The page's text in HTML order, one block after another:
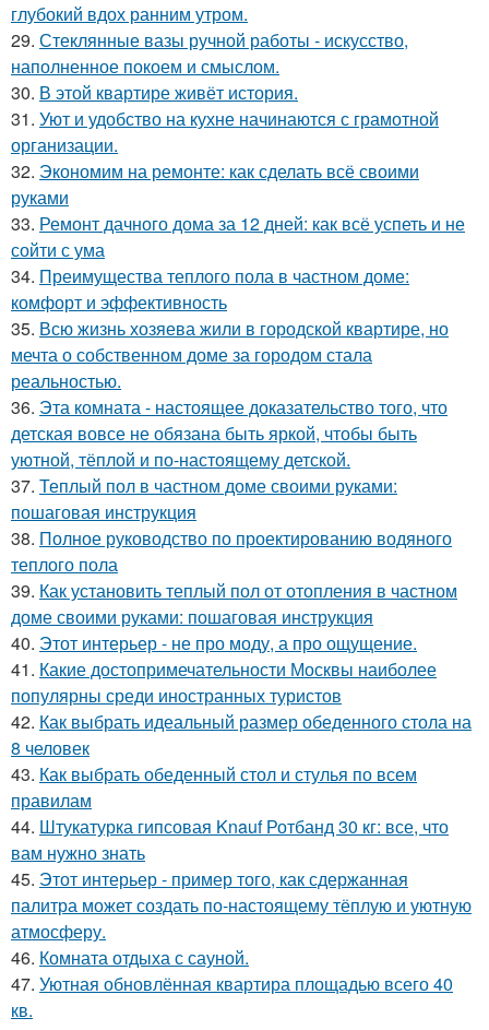
глубокий вдох ранним утром.
29. Стеклянные вазы ручной работы - искусство,
наполненное покоем и смыслом.
30. В этой квартире живёт история.
31. Уют и удобство на кухне начинаются с грамотной
организации.
32. Экономим на ремонте: как сделать всё своими
руками
33. Ремонт дачного дома за 12 дней: как всё успеть и не
сойти с ума
34. Преимущества теплого пола в частном доме:
комфорт и эффективность
35. Всю жизнь хозяева жили в городской квартире, но
мечта о собственном доме за городом стала
реальностью.
36. Эта комната - настоящее доказательство того, что
детская вовсе не обязана быть яркой, чтобы быть
уютной, тёплой и по-настоящему детской.
37. Теплый пол в частном доме своими руками:
пошаговая инструкция
38. Полное руководство по проектированию водяного
теплого пола
39. Как установить теплый пол от отопления в частном
доме своими руками: пошаговая инструкция
40. Этот интерьер - не про моду, а про ощущение.
41. Какие достопримечательности Москвы наиболее
популярны среди иностранных туристов
42. Как выбрать идеальный размер обеденного стола на
8 человек
43. Как выбрать обеденный стол и стулья по всем
правилам
44. Штукатурка гипсовая Knauf Ротбанд 30 кг: все, что
вам нужно знать
45. Этот интерьер - пример того, как сдержанная
палитра может создать по-настоящему тёплую и уютную
атмосферу.
46. Комната отдыха с сауной.
47. Уютная обновлённая квартира площадью всего 40
кв.